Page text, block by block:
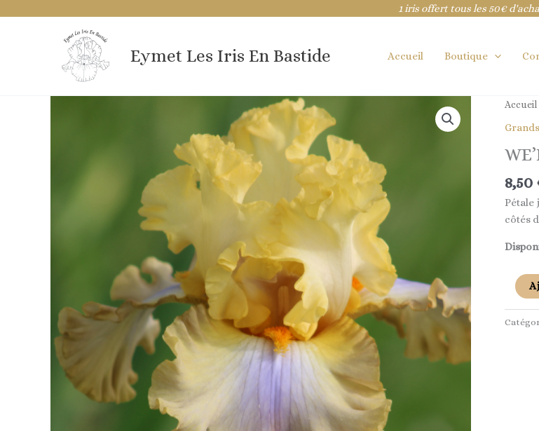
1 iris offert tous les 50€
Eymet Les Iris En Bastide Accueil Boutique
Accueil
8,50
Pétale
côtés
MEET